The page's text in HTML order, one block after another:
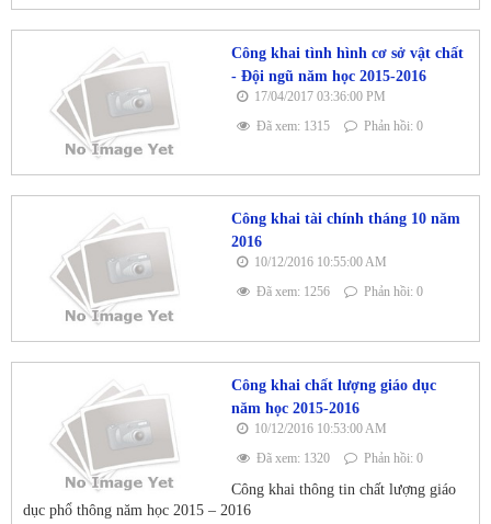
Công khai tình hình cơ sở vật chất
- Đội ngũ năm học 2015-2016
17/04/2017 03:36:00 PM
Đã xem: 1315
Phản hồi: 0
Công khai tài chính tháng 10 năm
2016
10/12/2016 10:55:00 AM
Đã xem: 1256
Phản hồi: 0
Công khai chất lượng giáo dục
năm học 2015-2016
10/12/2016 10:53:00 AM
Đã xem: 1320
Phản hồi: 0
Công khai thông tin chất lượng giáo
dục phổ thông năm học 2015 – 2016